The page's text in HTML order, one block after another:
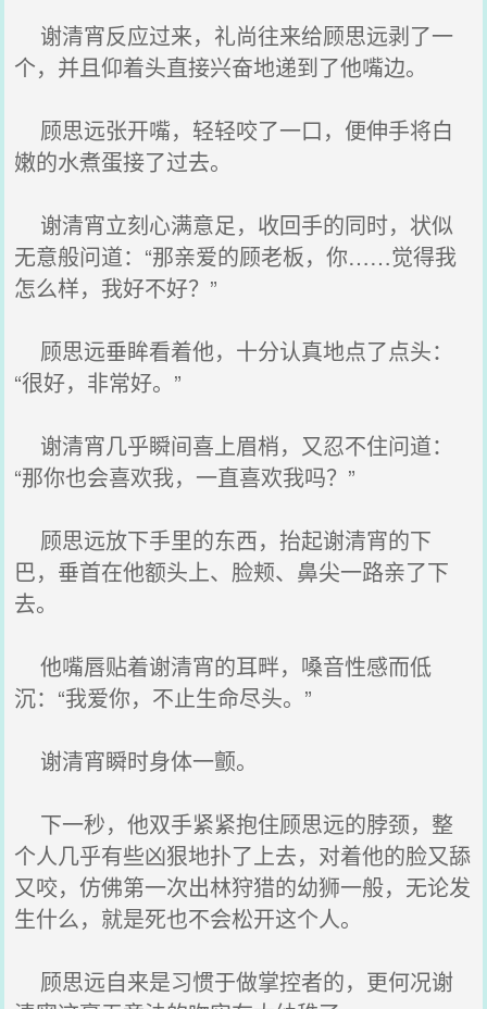
谢清宵反应过来，礼尚往来给顾思远剥了一
个，并且仰着头直接兴奋地递到了他嘴边。
顾思远张开嘴，轻轻咬了一口，便伸手将白
嫩的水煮蛋接了过去。
谢清宵立刻心满意足，收回手的同时，状似
无意般问道：“那亲爱的顾老板，你……觉得我
怎么样，我好不好？”
顾思远垂眸看着他，十分认真地点了点头：
“很好，非常好。”
谢清宵几乎瞬间喜上眉梢，又忍不住问道：
“那你也会喜欢我，一直喜欢我吗？”
顾思远放下手里的东西，抬起谢清宵的下
巴，垂首在他额头上、脸颊、鼻尖一路亲了下
去。
他嘴唇贴着谢清宵的耳畔，嗓音性感而低
沉：“我爱你，不止生命尽头。”
谢清宵瞬时身体一颤。
下一秒，他双手紧紧抱住顾思远的脖颈，整
个人几乎有些凶狠地扑了上去，对着他的脸又舔
又咬，仿佛第一次出林狩猎的幼狮一般，无论发
生什么，就是死也不会松开这个人。
顾思远自来是习惯于做掌控者的，更何况谢